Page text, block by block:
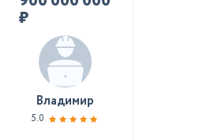
₽
Владимир
5.0